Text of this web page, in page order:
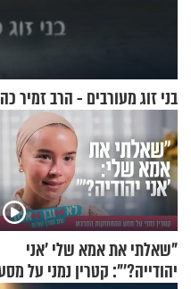
בני זוג מעורבים - הרב זמיר
"שאלתי את אמא שלי 'אני
יהודייה?'": קטרין נמני על